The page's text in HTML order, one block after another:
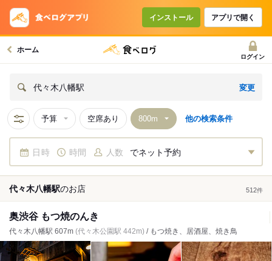
インストール アプリで開く
ホーム
ログイン
代々木八幡駅 変更
予算 空席あり 他の検索条件
日時 時間 人数 でネット予約
代々木八幡駅のお店 512件
奥渋谷 もつ焼のんき
代々木八幡駅 607m (代々木公園駅 442m) / もつ焼き、居酒屋、焼き鳥